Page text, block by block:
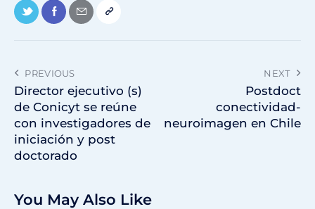
PREVIOUS
Director ejecutivo (s)
de Conicyt se reúne
con investigadores de
iniciación y post
doctorado
NEXT
Postdoct
conectividad-
neuroimagen en Chile
You May Also Like